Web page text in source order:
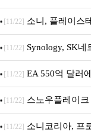
차 서비스 종료
[11/22] 소니, 플레이스
[11/22] Synology, SK
판매 파트너십 체결
[11/22] EA 550억 달러
전망
[11/22] 스노우플레이
서울’ 개최
[11/22] 소니코리아, 프